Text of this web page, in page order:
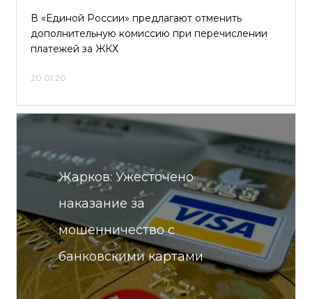
В «Единой России» предлагают отменить
дополнительную комиссию при перечислении
платежей за ЖКХ
20.01.20
Жарков: Ужесточено
наказание за
мошенничество с
банковскими картами